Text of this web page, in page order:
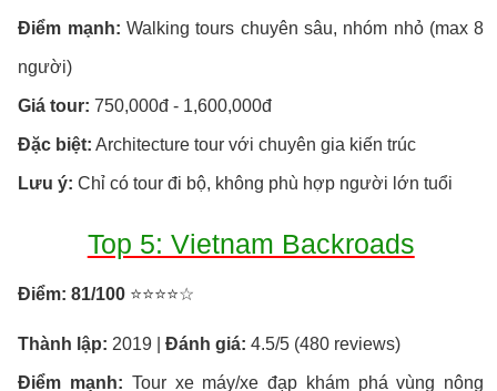
Điểm mạnh: Walking tours chuyên sâu, nhóm nhỏ (max 8
người)
Giá tour: 750,000đ - 1,600,000đ
Đặc biệt: Architecture tour với chuyên gia kiến trúc
Lưu ý: Chỉ có tour đi bộ, không phù hợp người lớn tuổi
Top 5: Vietnam Backroads
Điểm: 81/100 ⭐⭐⭐⭐☆
Thành lập: 2019 |Đánh giá: 4.5/5 (480 reviews)
Điểm mạnh: Tour xe máy/xe đạp khám phá vùng nông